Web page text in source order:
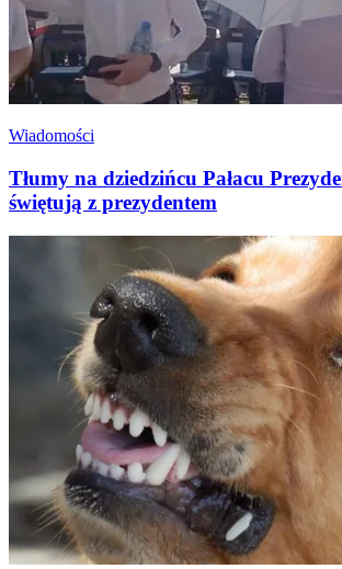
Wiadomości
Tłumy na dziedzińcu Pałacu
świętują z prezydentem